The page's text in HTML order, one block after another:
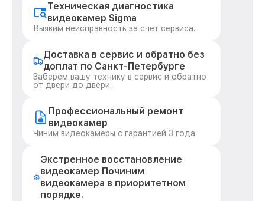
Техническая диагностика
видеокамер Sigma
Выявим неисправность за счет сервиса.
Доставка в сервис и обратно без
доплат по Санкт-Петербурге
Заберем вашу технику в сервис и обратно
от двери до двери.
Профессиональный ремонт
видеокамер
Чиним видеокамеры с гарантией 3 года.
Экстренное восстановление
видеокамер Починим
видеокамера в приоритетном
порядке.